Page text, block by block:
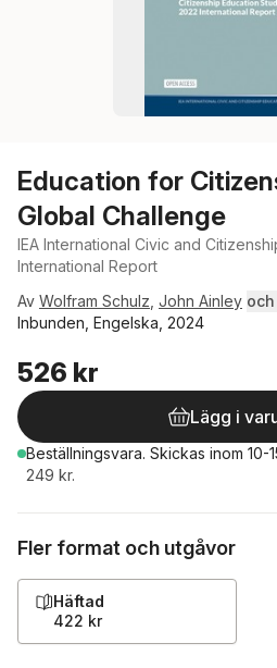
Education for
Global Challenge
IEA International Civic and
International Report
Av Wolfram Schulz John Ainley
Inbunden, Engelska, 2024
526 kr
Lägg i
Beställningsvara. Skickas inom 10-
249 kr.
Fler format och utgåvor
Häftad
422 kr